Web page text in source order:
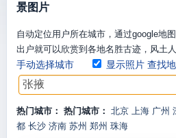
景图片
自动定位用户所在城市，通过google地
出户就可以欣赏到各地名胜古迹，风土
手动选择城市 显示照片 查找
热门城市： 热门城市： 北京 上海 广州
都 长沙 济南 苏州 郑州 珠海